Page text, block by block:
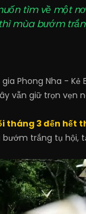
tìm về một
mùa bướm
Phong Nha -
vẫn giữ trọn vẹn
tháng 3 đến hết
trắng tụ